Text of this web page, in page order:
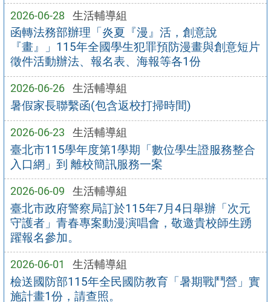
2026-06-28 生活輔導組
函轉法務部辦理「炎夏『漫』活，創意說
『畫』」115年全國學生犯罪預防漫畫與創意短片
徵件活動辦法、報名表、海報等各1份
2026-06-26 生活輔導組
暑假家長聯繫函(包含返校打掃時間)
2026-06-23 生活輔導組
臺北市115學年度第1學期「數位學生證服務整合
入口網」到 離校簡訊服務一案
2026-06-09 生活輔導組
臺北市政府警察局訂於115年7月4日舉辦「次元
守護者」青春專案動漫演唱會，敬邀貴校師生踴
躍報名參加。
2026-06-01 生活輔導組
檢送國防部115年全民國防教育「暑期戰鬥營」實
施計畫1份，請查照。